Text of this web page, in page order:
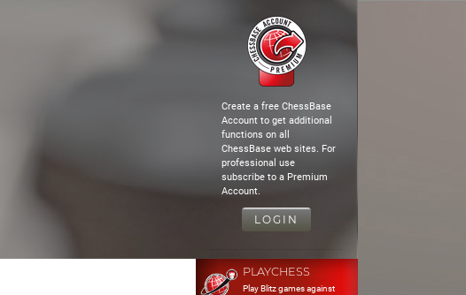
Create a free ChessBase
Account to get additional
functions on all
ChessBase web sites. For
professional use
subscribe to a Premium
Account.
LOGIN
PLAYCHESS
Play Blitz games against